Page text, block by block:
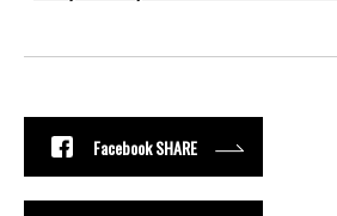
Facebook SHARE